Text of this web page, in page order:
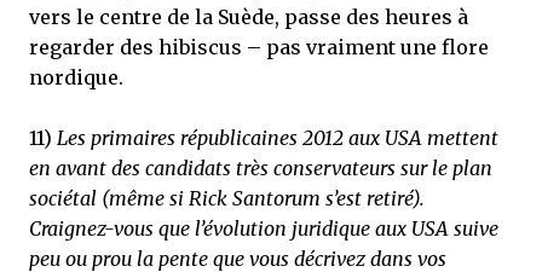
vers le centre de la Suède, passe des heures à
regarder des hibiscus – pas vraiment une flore
nordique.
11) Les primaires républicaines 2012 aux USA mettent
en avant des candidats très conservateurs sur le plan
sociétal (même si Rick Santorum s’est retiré).
Craignez-vous que l’évolution juridique aux USA suive
peu ou prou la pente que vous décrivez dans vos